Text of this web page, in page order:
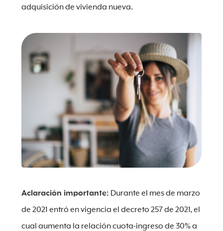
adquisición de vivienda nueva.
Aclaración importante: Durante el mes de marzo
de 2021 entró en vigencia el decreto 257 de 2021, el
cual aumenta la relación cuota-ingreso de 30% a